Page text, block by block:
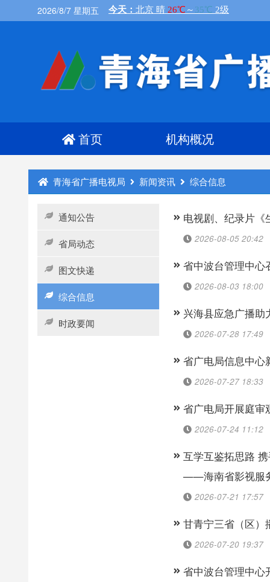
2026/8/7 星期五
首页 机构概况
青海省广播电视局 新闻资讯 综合信息
通知公告
省局动态
图文快递
综合信息
时政要闻
电视剧、纪录片
2026-08-05 20:42
省中波台管理中心
2026-08-03 18:00
兴海县应急广播助
2026-07-28 17:49
省广电局信息中心
2026-07-27 18:33
省广电局开展庭审
2026-07-24 11:12
互学互鉴拓思路
——海南省影视服
2026-07-21 17:57
甘青宁三省（区）
2026-07-20 19:37
省中波台管理中心